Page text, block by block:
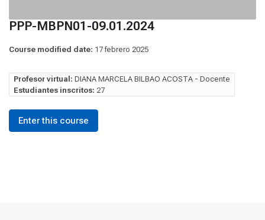
PPP-MBPN01-09.01.2024
Course modified date: 17 febrero 2025
Profesor virtual: DIANA MARCELA BILBAO ACOSTA - Docente
Estudiantes inscritos: 27
Enter this course